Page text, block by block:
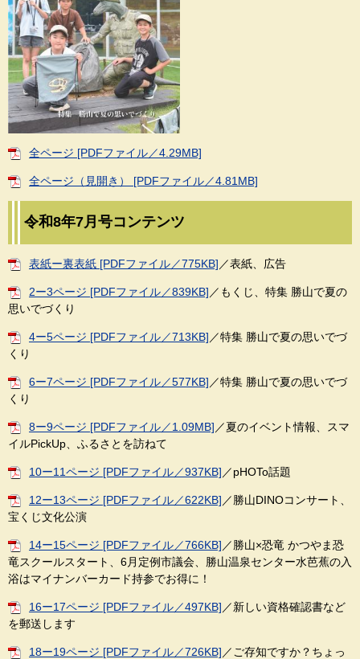
全ページ [PDFファイル／4.29MB]
全ページ（見開き） [PDFファイル／4.81MB]
令和8年7月号コンテンツ
表紙ー裏表紙 [PDFファイル／775KB] ／表紙、広告
2ー3ページ [PDFファイル／839KB] ／もくじ、特集 勝山で夏の
思いでづくり
4ー5ページ [PDFファイル／713KB] ／特集 勝山で夏の思いでづ
くり
6ー7ページ [PDFファイル／577KB] ／特集 勝山で夏の思いでづ
くり
8ー9ページ [PDFファイル／1.09MB] ／夏のイベント情報、スマ
イルPickUp、ふるさとを訪ねて
10ー11ページ [PDFファイル／937KB] ／pHOTo話題
12ー13ページ [PDFファイル／622KB] ／勝山DINOコンサート、
宝くじ文化公演
14ー15ページ [PDFファイル／766KB] ／勝山×恐竜 かつやま恐
竜スクールスタート、6月定例市議会、勝山温泉センター水芭蕉の入
浴はマイナンバーカード持参でお得に！
16ー17ページ [PDFファイル／497KB] ／新しい資格確認書など
を郵送します
18ー19ページ [PDFファイル／726KB] ／ご存知ですか？ちょっ